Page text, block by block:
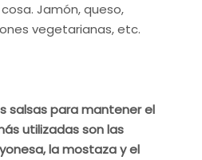
Jamón, queso,
vegetarianas, etc.
salsas para mantener el
utilizadas son las
la mostaza y el